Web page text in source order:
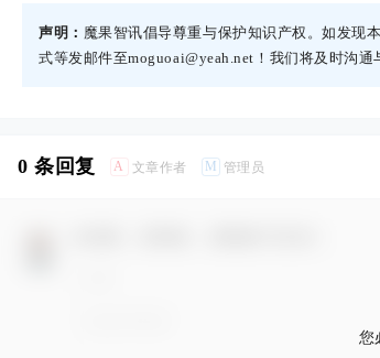
声明： 魔果智讯倡导尊重与保护知识产权。如发现
式等发邮件至moguoai@yeah.net！我们将及时沟通
0 条回复 A 文章作者 M 管理员
您